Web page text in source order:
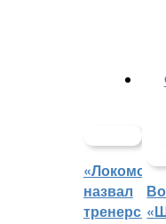
назвал
тренерский